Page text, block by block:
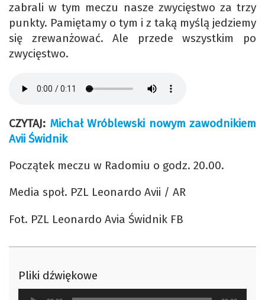
zabrali w tym meczu nasze zwycięstwo za trzy
punkty. Pamiętamy o tym i z taką myślą jedziemy
się zrewanżować. Ale przede wszystkim po
zwycięstwo.
CZYTAJ: Michał Wróblewski nowym zawodnikiem
Avii Świdnik
Początek meczu w Radomiu o godz. 20.00.
Media społ. PZL Leonardo Avii / AR
Fot. PZL Leonardo Avia Świdnik FB
Pliki dźwiękowe
Odtwarzacz